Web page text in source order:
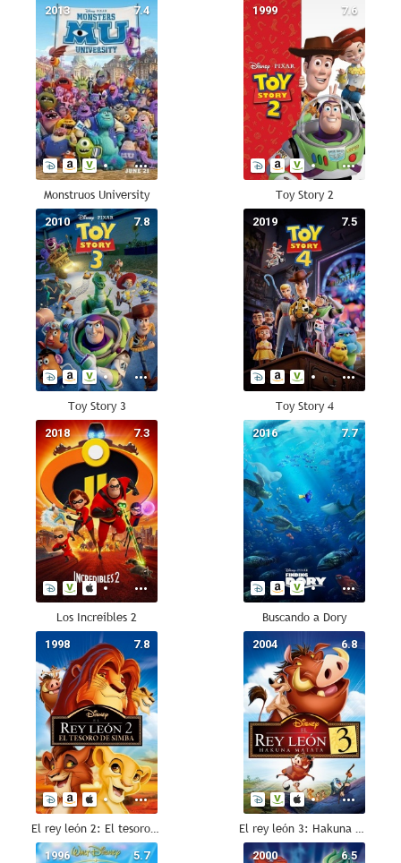
7.4
2013
Monstruos University
7.6
1999
Toy Story 2
7.8
2010
Toy Story 3
7.5
2019
Toy Story 4
7.3
2018
Los Increíbles 2
7.7
2016
Buscando a Dory
7.8
1998
El rey león 2: El tesoro de Simba
6.8
2004
El rey león 3: Hakuna Matata
5.7
1996 6.5
2000